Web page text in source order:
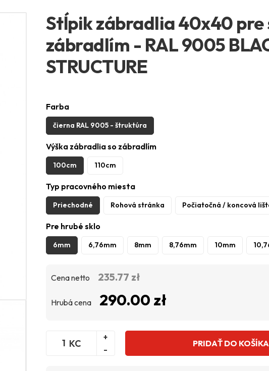
Stĺpik zábradlia 40x40 pre
zábradlím - RAL 9005
STRUCTURE
Farba
čierna RAL 9005 - štruktúra
Výška zábradlia so zábradlím
100cm 110cm
Typ pracovného miesta
Priechodné Rohová stránka Počiatočná / koncová
Pre hrubé sklo
6mm 6,76mm 8mm 8,76mm 10mm
Cena netto 235.77 zł
Hrubá cena 290.00 zł
KC
+
-
PRIDAŤ DO KOŠÍKA